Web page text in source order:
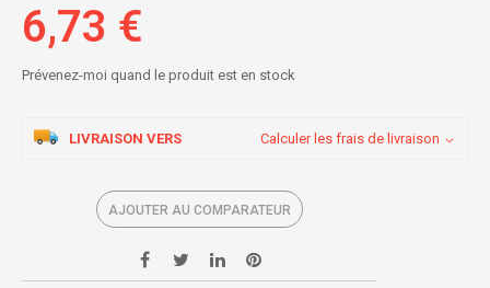
6,73 €
Prévenez-moi quand le produit est en stock
LIVRAISON VERS Calculer les frais de livraison
AJOUTER AU COMPARATEUR